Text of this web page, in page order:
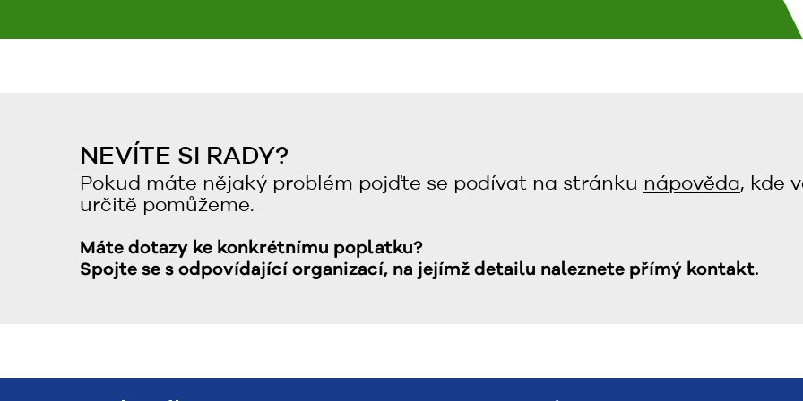
NEVÍTE SI RADY?
Pokud máte nějaký problém pojďte se podívat na stránku nápověda, kde
určitě pomůžeme.
Máte dotazy ke konkrétnímu poplatku?
Spojte se s odpovídající organizací, na jejímž detailu naleznete přímý kontakt.